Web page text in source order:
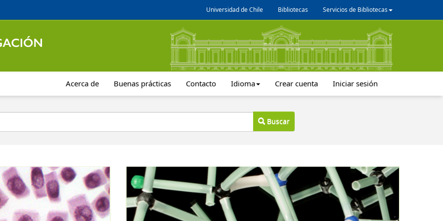
Universidad de Chile Bibliotecas Servicios de Bibliotecas
Acerca de Buenas prácticas Contacto Idioma Crear cuenta Iniciar sesión
Buscar